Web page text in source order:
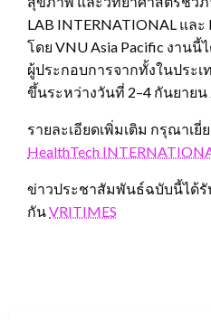
LAB INTERNATIONAL และ
โดย VNU Asia Pacific งานนี้
ผู้ประกอบการจากทั้งในประเ
ขึ้นระหว่างวันที่ 2–4 กันยายน
รายละเอียดเพิ่มเติม กรุณาเ
HealthTech
ข่าวประชาสัมพันธ์ฉบับนี้ได้รั
กันVRITIMES